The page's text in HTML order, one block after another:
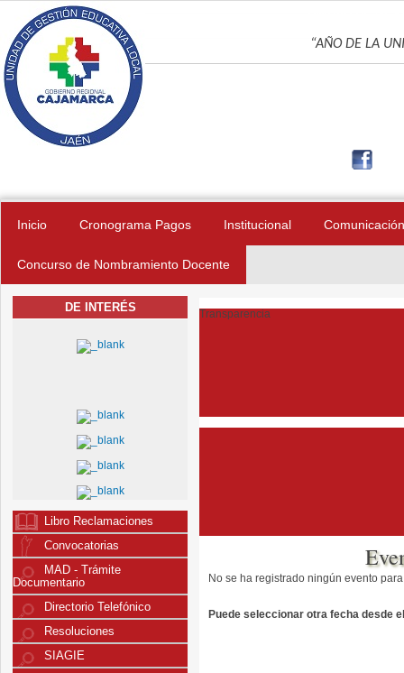
Pasar al contenido principal
“AÑO DE LA
Inicio Cronograma Pagos Institucional Comunicación
Concurso de Nombramiento Docente
DE INTERÉS
Libro Reclamaciones
Convocatorias
MAD - Trámite
Documentario
Directorio Telefónico
Resoluciones
SIAGIE
Transparencia
No se ha registrado ningún evento
Puede seleccionar otra fecha desde